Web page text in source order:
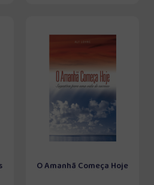
O Amanhã Começa Hoje